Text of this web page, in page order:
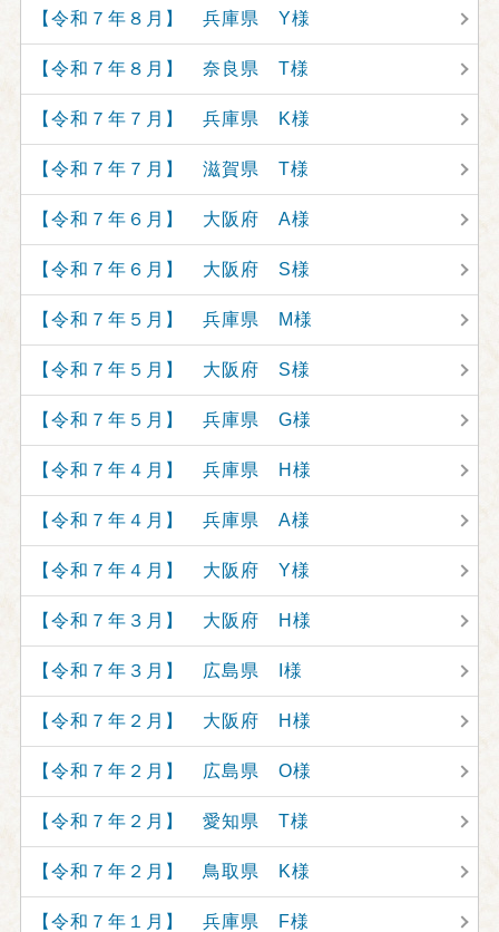
【令和７年８月】 兵庫県 Y様
【令和７年８月】 奈良県 T様
【令和７年７月】 兵庫県 K様
【令和７年７月】 滋賀県 T様
【令和７年６月】 大阪府 A様
【令和７年６月】 大阪府 S様
【令和７年５月】 兵庫県 M様
【令和７年５月】 大阪府 S様
【令和７年５月】 兵庫県 G様
【令和７年４月】 兵庫県 H様
【令和７年４月】 兵庫県 A様
【令和７年４月】 大阪府 Y様
【令和７年３月】 大阪府 H様
【令和７年３月】 広島県 I様
【令和７年２月】 大阪府 H様
【令和７年２月】 広島県 O様
【令和７年２月】 愛知県 T様
【令和７年２月】 鳥取県 K様
【令和７年１月】 兵庫県 F様